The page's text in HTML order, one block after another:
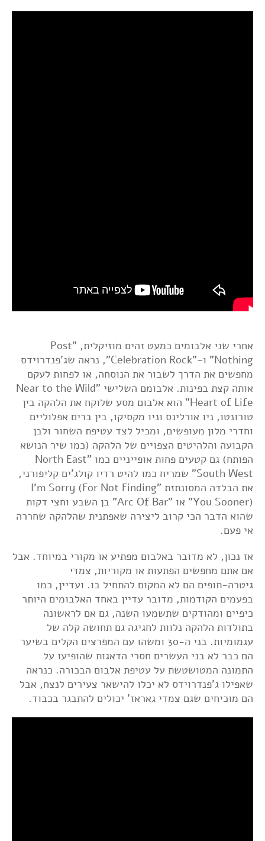
אחרי שני אלבומים כמעט זהים מוזיקלית, "Post
Nothing" ו-"Celebration Rock", נראה שג'פנדרוידס
מחפשים את הדרך לשבור את הנוסחה, או לפחות לעקם
אותה קצת בפינות. אלבומם השלישי "Near to the Wild
Heart of Life" הוא אלבום מסע שלוקח את הלהקה בין
טורונטו, ניו אורלינס וניו מקסיקו, בין ברים אפלוליים
וחדרי מלון מעופשים, ומכיל לצד עטיפת השחור ולבן
הקבועה והלהיטים הצפויים של הלהקה (כמו שיר הנושא
הפותח) גם קטעים פחות אופייניים כמו "North East
South West" שמריח כמו להיט רדיו קולג'ים קליפורני,
את הבלדה המסונתזת "I'm Sorry (For Not Finding
You Sooner)" או "Arc Of Bar" בן השבע וחצי דקות
שהוא הדבר הכי קרוב ליצירה שאפתנית שהלהקה שחררה
אי פעם.
אז נכון, לא מדובר באלבום מפתיע או מקורי במיוחד. אבל
אם אתם מחפשים הפתעות או מקוריות, צמדי
גיטרה-תופים הם לא המקום להתחיל בו. ועדיין, כמו
בפעמים הקודמות, מדובר עדיין באחד האלבומים היותר
כיפיים ומהודקים שתשמעו השנה, גם אם לראשונה
בתולדות הלהקה נלוות לחגיגה גם תחושה קלה של
עגמומיות. בני ה-30 ומשהו עם המפרצים הקלים בשיער
הם כבר לא בני העשרים חסרי הדאגות שהופיעו על
התמונה המטושטשת על עטיפת אלבום הבכורה. כנראה
שאפילו ג'פנדרוידס לא יכלו להישאר צעירים לנצח, אבל
הם מוכיחים שגם צמדי גאראז' יכולים להתבגר בכבוד.